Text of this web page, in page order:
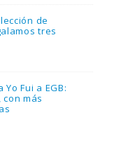
de
tres
Fui a EGB:
más